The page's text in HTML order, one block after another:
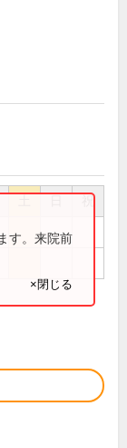
祝
す。来院前
×閉じる